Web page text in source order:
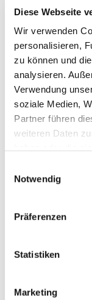
Diese Webseite
Wir verwenden
personalisieren,
zu können und
analysieren.
Verwendung
soziale Medien,
Partner führen
weiteren Daten
Notwendig
Präferenzen
Statistiken
Marketing
Dies